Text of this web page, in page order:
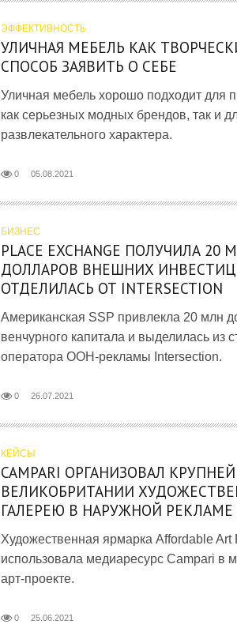
ЭФФЕКТИВНОСТЬ
УЛИЧНАЯ МЕБЕЛЬ КАК
СПОСОБ ЗАЯВИТЬ О СЕБЕ
Уличная мебель хорошо подходит для
как серьезных модных брендов, так и
развлекательного характера.
0 05.08.2021
БИЗНЕС
PLACE EXCHANGE ПОЛУЧИЛА 20
ДОЛЛАРОВ ВНЕШНИХ
ОТДЕЛИЛАСЬ ОТ INTERSECTION
Американская SSP привлекла 20 млн
венчурного капитала и выделилась из
оператора OOH-рекламы Intersection.
0 26.07.2021
КЕЙСЫ
CAMPARI ОРГАНИЗОВАЛ
ВЕЛИКОБРИТАНИИ
ГАЛЕРЕЮ В НАРУЖНОЙ РЕКЛАМЕ
Художественная ярмарка Affordable Art
использовала медиаресурс Campari в
арт-проекте.
0 25.06.2021